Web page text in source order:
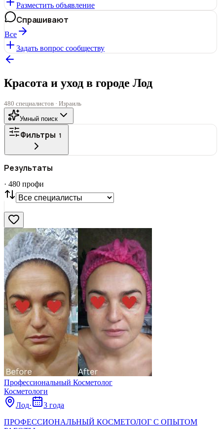
Разместить объявление
Спрашивают
Все
Задать вопрос сообществу
Красота и уход в городе Лод
480 специалистов · Израиль
Умный поиск
Фильтры 1
Все
СТАТУС
VIP С фото
Нашли
Сбросить
Результаты
· 480 профи
Профессиональный Косметолог
Косметологи
Лод·
3 года
ПРОФЕССИОНАЛЬНЫЙ КОСМЕТОЛОГ С ОПЫТОМ